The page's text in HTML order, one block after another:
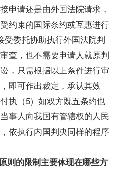
申请还是由外国法院请求，
约束的国际条约或互惠进行
受委托协助执行外国法院判
查，也不需要申请人就原判
，只需根据以上条件进行审
即可作出裁定，承认其效
执（5）如双方既五条约也
事人向我国有管辖权的人民
依执行内国判决同样的程序
则的限制主要体现在哪些方